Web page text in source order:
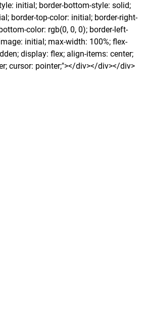
initial; border-bottom-style: solid;
border-top-color: initial; border-right-
color: rgb(0, 0, 0); border-left-
initial; max-width: 100%; flex-
display: flex; align-items: center;
cursor: pointer;"></div></div></div>